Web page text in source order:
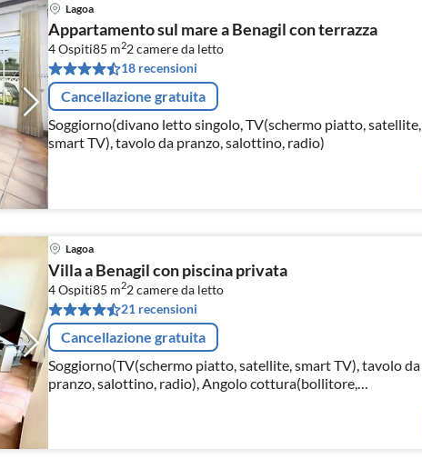
Lagoa
Appartamento sul mare a Benagil con terrazza
4 Ospiti85 m22camere da letto
18 recensioni
Cancellazione gratuita
Soggiorno(divano letto singolo, TV(schermo piatto, satellite,
smart TV), tavolo da pranzo, salottino, radio)
Lagoa
Villa a Benagil con piscina privata
4 Ospiti85 m22camere da letto
21 recensioni
Cancellazione gratuita
Soggiorno(TV(schermo piatto, satellite, smart TV), tavolo da
pranzo, salottino, radio), Angolo cottura(bollitore,